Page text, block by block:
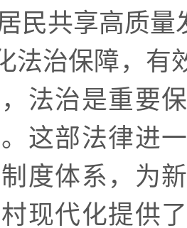
民共享高质量
法治保障，有
法治是重要
这部法律进
度体系，为
现代化提供